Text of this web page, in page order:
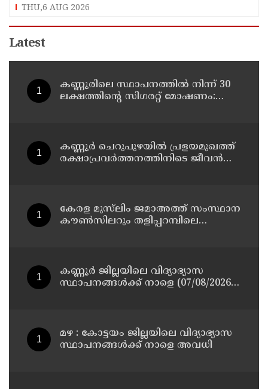
THU,6 AUG 2026
Latest
കണ്ണൂരിലെ സ്ഥാപനത്തിൽ നിന്ന് 30
ലക്ഷത്തിന്റെ സിഗരറ്റ് മോഷണം:
കണ്ണൂർ ചെറുപുഴയിൽ പ്രളയമുഖത്ത്
രക്ഷാപ്രവർത്തനത്തിനിടെ ജീവൻ
കേരള മുസ്‌ലിം ജമാഅത്ത് സംസ്ഥാന
കൗൺസിലറും തളിപ്പറമ്പിലെ
കണ്ണൂർ ജില്ലയിലെ വിദ്യാഭ്യാസ
സ്ഥാപനങ്ങള്‍ക്ക് നാളെ (07/08/2026),
മഴ : കോട്ടയം ജില്ലയിലെ വിദ്യാഭ്യാസ
സ്ഥാപനങ്ങൾക്ക് നാളെ അവധി